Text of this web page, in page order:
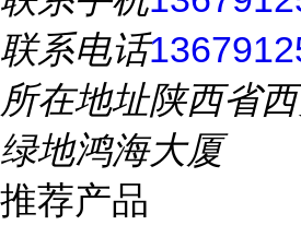
联系电话
所在地址陕西省
绿地鸿海大厦
推荐产品